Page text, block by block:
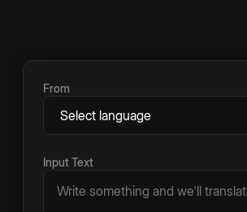
From
Input Text